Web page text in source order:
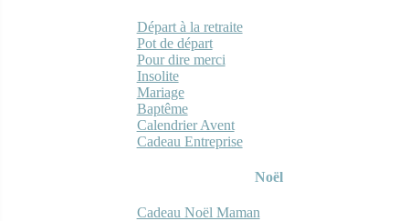
Départ à la retraite
Pot de départ
Pour dire merci
Insolite
Mariage
Baptême
Calendrier Avent
Cadeau Entreprise
Noël
Cadeau Noël Maman